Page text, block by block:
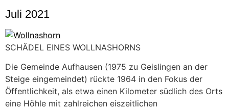
Juli 2021
SCHÄDEL EINES WOLLNASHORNS
Die Gemeinde Aufhausen (1975 zu Geislingen an der
Steige eingemeindet) rückte 1964 in den Fokus der
Öffentlichkeit, als etwa einen Kilometer südlich des Orts
eine Höhle mit zahlreichen eiszeitlichen